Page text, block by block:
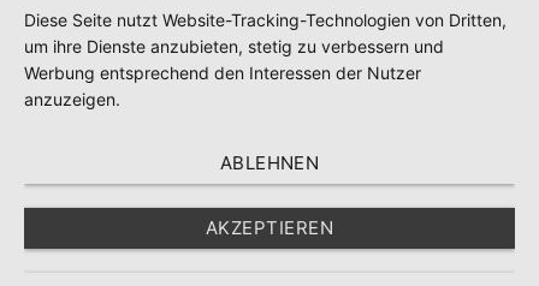
Diese Seite nutzt Website-Tracking-Technologien von Dritten,
um ihre Dienste anzubieten, stetig zu verbessern und
Werbung entsprechend den Interessen der Nutzer
anzuzeigen.
ABLEHNEN
AKZEPTIEREN